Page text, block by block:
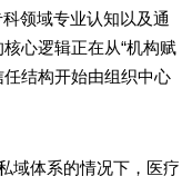
领域专业认知以及通
心逻辑正在从“机构赋
任结构开始由组织中心
体系的情况下，医疗